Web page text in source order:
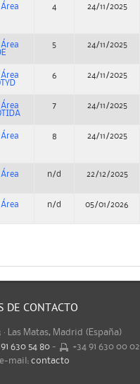
4 24/11/2025
5 24/11/2025
6 24/11/2025
7 24/11/2025
8 24/11/2025
n/d 22/12/2025
n/d 05/01/2026
DE CONTACTO
· Las Matas, Madrid (España)
91 630 54 80 -
+34 91 630 00 02
mail: contacto